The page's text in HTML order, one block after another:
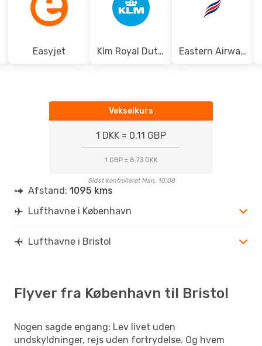
Easyjet Klm Royal Dutch Airlines Eastern Airways
Vekselkurs
1 DKK = 0.11 GBP
1 GBP = 8.73 DKK
Sidst kontrolleret Man. 10.08
Afstand: 1095 kms
Lufthavne i København
Lufthavne i Bristol
Flyver fra København til Bristol
Nogen sagde engang: Lev livet uden
undskyldninger, rejs uden fortrydelse. Og hvem